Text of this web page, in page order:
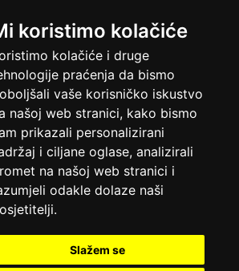
koristimo kolačiće
kolačiće i druge
praćenja da bismo
vaše korisničko iskustvo
našoj web stranici, kako bismo
prikazali personalizirani
i ciljane oglase, analizirali
na našoj web stranici i
odakle dolaze naši
Slažem se
Riva 6, Rijeka